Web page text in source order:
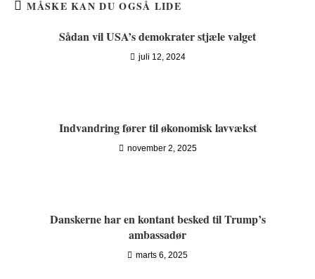
MÅSKE KAN DU OGSÅ LIDE
Sådan vil USA’s demokrater stjæle valget
juli 12, 2024
Indvandring fører til økonomisk lavvækst
november 2, 2025
Danskerne har en kontant besked til Trump’s
ambassadør
marts 6, 2025